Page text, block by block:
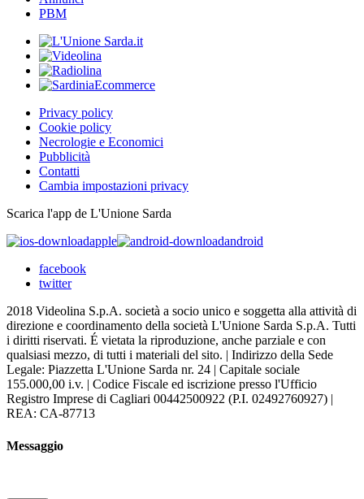
PBM
Privacy policy
Cookie policy
Necrologie e Economici
Pubblicità
Contatti
Cambia impostazioni privacy
Scarica l'app de L'Unione Sarda
apple
android
facebook
twitter
2018 Videolina S.p.A. società a socio unico e soggetta alla attività di
direzione e coordinamento della società L'Unione Sarda S.p.A. Tutti
i diritti riservati. É vietata la riproduzione, anche parziale e con
qualsiasi mezzo, di tutti i materiali del sito. | Indirizzo della Sede
Legale: Piazzetta L'Unione Sarda nr. 24 | Capitale sociale
155.000,00 i.v. | Codice Fiscale ed iscrizione presso l'Ufficio
Registro Imprese di Cagliari 00442500922 (P.I. 02492760927) |
REA: CA-87713
Messaggio